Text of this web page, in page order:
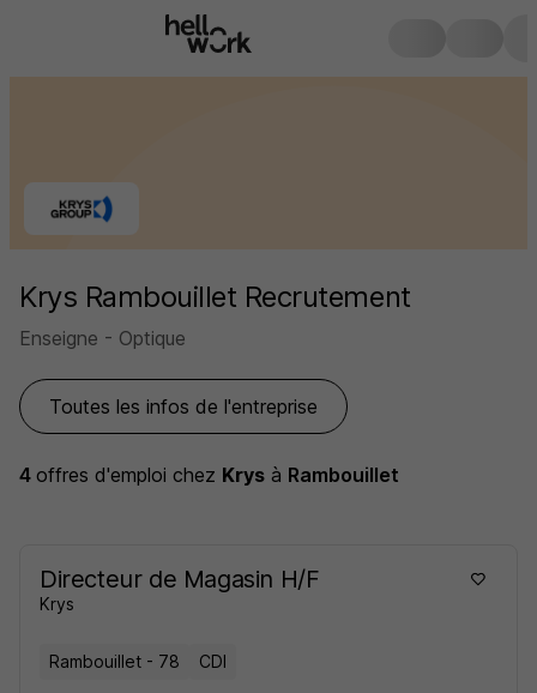
Krys Rambouillet Recrutement
Enseigne - Optique
Toutes les infos de l'entreprise
4 offres d'emploi chez Krys à Rambouillet
Directeur de Magasin H/F
Krys
Rambouillet - 78 CDI